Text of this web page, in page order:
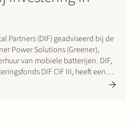
Partners (DIF) geadviseerd bij de
Power Solutions (Greener),
van mobiele batterijen. DIF,
DIF CIF III, heeft een